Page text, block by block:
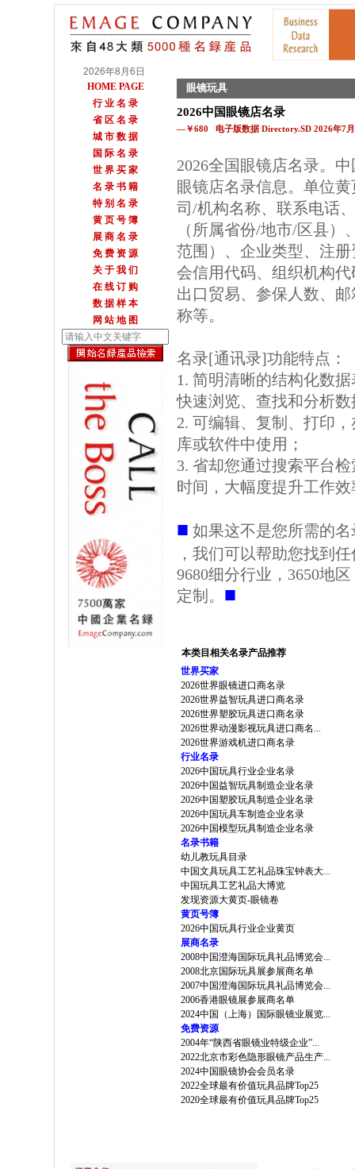
2026年8月6日
HOME PAGE
行 业 名 录
省 区 名 录
城 市 数 据
国 际 名 录
世 界 买 家
名 录 书 籍
特 别 名 录
黄 页 号 簿
展 商 名 录
免 费 资 源
关 于 我 们
在 线 订 购
数 据 样 本
网 站 地 图
眼镜玩具
2026中国眼镜店名录
—￥680 电子版数据 Directory.SD 2026年7
2026全国眼镜店名录。
眼镜店名录信息。单位
司/机构名称、联系电话
（所属省份/地市/区县
范围）、企业类型、注
会信用代码、组织机构
出口贸易、参保人数、
称等。
名录[通讯录]功能特点：
1. 简明清晰的结构化数
快速浏览、查找和分析数
2. 可编辑、复制、打印
库或软件中使用；
3. 省却您通过搜索平台
时间，大幅度提升工作效
■ 如果这不是您所需的
，我们可以帮助您找到
9680细分行业，3650地
定制。 ■
本类目相关名录产品推荐
世界买家
2026世界眼镜进口商名录
2026世界益智玩具进口商名录
2026世界塑胶玩具进口商名录
2026世界动漫影视玩具进口商名...
2026世界游戏机进口商名录
行业名录
2026中国玩具行业企业名录
2026中国益智玩具制造企业名录
2026中国塑胶玩具制造企业名录
2026中国玩具车制造企业名录
2026中国模型玩具制造企业名录
名录书籍
幼儿教玩具目录
中国文具玩具工艺礼品珠宝钟表大...
中国玩具工艺礼品大博览
发现资源大黄页-眼镜卷
黄页号簿
2026中国玩具行业企业黄页
展商名录
2008中国澄海国际玩具礼品博览会...
2008北京国际玩具展参展商名单
2007中国澄海国际玩具礼品博览会...
2006香港眼镜展参展商名单
2024中国（上海）国际眼镜业展览...
免费资源
2004年“陕西省眼镜业特级企业”...
2022北京市彩色隐形眼镜产品生产...
2024中国眼镜协会会员名录
2022全球最有价值玩具品牌Top25
2020全球最有价值玩具品牌Top25